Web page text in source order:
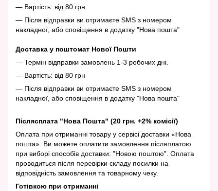
— Вартість: від 80 грн
— Після відправки ви отримаєте SMS з номером
накладної, або сповіщення в додатку "Нова пошта"
Доставка у поштомат Нової Пошти
— Термін відправки замовлень 1-3 робочих дні.
— Вартість: від 80 грн
— Після відправки ви отримаєте SMS з номером
накладної, або сповіщення в додатку "Нова пошта"
Післясплата "Нова Пошта" (20 грн. +2% комісії)
Оплата при отриманні товару у сервісі доставки «Нова
пошта». Ви можете оплатити замовлення післяплатою
при виборі способів доставки: "Новою поштою". Оплата
проводиться після перевірки складу посилки на
відповідність замовлення та товарному чеку.
Готівкою при отриманні